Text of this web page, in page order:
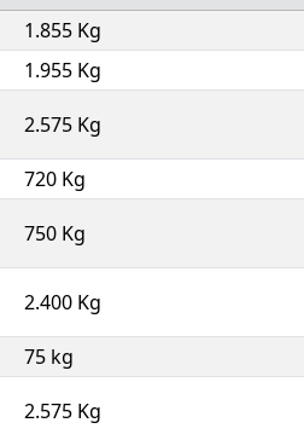
1.855 Kg
1.955 Kg
2.575 Kg
720 Kg
750 Kg
2.400 Kg
75 kg
2.575 Kg